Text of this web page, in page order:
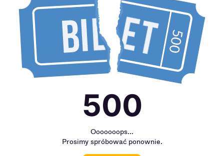
500
Ooooooops...
Prosimy spróbować ponownie.